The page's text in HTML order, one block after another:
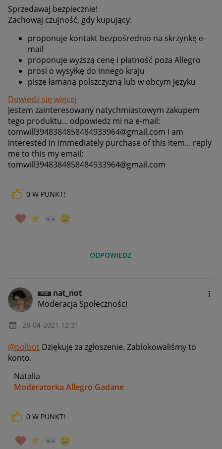
Sprzedawaj bezpiecznie!
Zachowaj czujność, gdy kupujący:
proponuje kontakt bezpośrednio na skrzynkę e-
mail
proponuje wyższą cenę i płatność poza Allegro
prosi o wysyłkę do innego kraju
pisze łamaną polszczyzną lub w obcym języku
Dowiedz się więcej
Jestem zainteresowany natychmiastowym zakupem
tego produktu... odpowiedz mi na e-mail:
tomwill3948384858484933964@gmail.com i am
interested in immediately purchase of this item... reply
me to this my email:
tomwill3948384858484933964@gmail.com
0 W PUNKT!
ODPOWIEDZ
nat_not
Moderacja Społeczności
‎28-04-2021 12:31
@polbot Dziękuję za zgłoszenie. Zablokowaliśmy to
konto.
Natalia
Moderatorka Allegro Gadane
0 W PUNKT!